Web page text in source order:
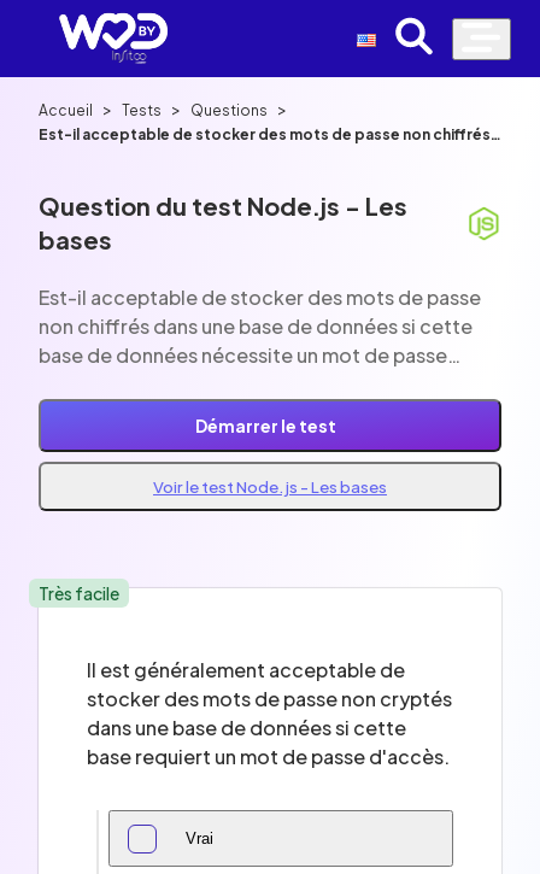
Accueil > Tests > Questions >
Est-il acceptable de stocker des mots de passe non chiffrés
Question du test Node.js - Les
bases
Est-il acceptable de stocker des mots de passe
non chiffrés dans une base de données si cette
base de données nécessite un mot de passe
Démarrer le test
Voir le test Node.js - Les bases
Très facile
Il est généralement acceptable de
stocker des mots de passe non cryptés
dans une base de données si cette
base requiert un mot de passe d'accès.
Vrai